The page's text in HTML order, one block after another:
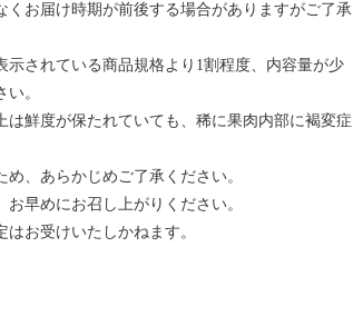
お届け時期が前後する場合がありますがご了承
されている商品規格より1割程度、内容量が少
。
鮮度が保たれていても、稀に果肉内部に褐変症
、あらかじめご了承ください。
早めにお召し上がりください。
お受けいたしかねます。